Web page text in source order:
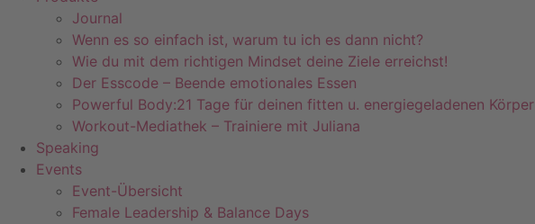
Journal
Wenn es so einfach ist, warum tu ich es dann nicht?
Wie du mit dem richtigen Mindset deine Ziele erreichst!
Der Esscode – Beende emotionales Essen
Powerful Body:21 Tage für deinen fitten u. energiegeladenen Körper
Workout-Mediathek – Trainiere mit Juliana
Speaking
Events
Event-Übersicht
Female Leadership & Balance Days